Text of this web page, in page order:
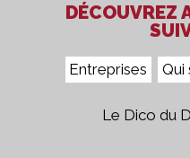
DÉCOUVREZ
Entreprises Qui
Le Dico du